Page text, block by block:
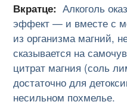
Вкратце: Алкоголь
эффект — и вместе с
из организма магний,
сказывается на
цитрат магния (соль
достаточно для
несильном похмелье.